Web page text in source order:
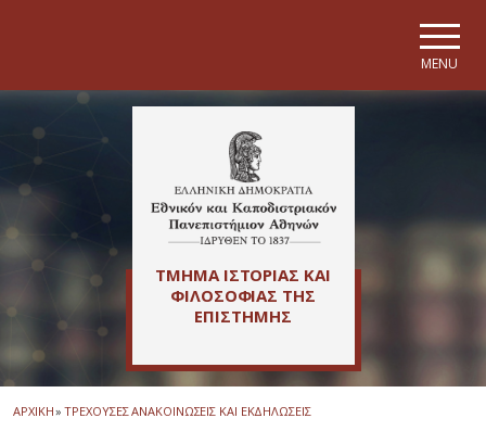
MENU
ΤΜΗΜΑ ΙΣΤΟΡΙΑΣ ΚΑΙ
ΦΙΛΟΣΟΦΙΑΣ ΤΗΣ
ΕΠΙΣΤΗΜΗΣ
ΑΡΧΙΚΗ» ΤΡΕΧΟΥΣΕΣ ΑΝΑΚΟΙΝΩΣΕΙΣ ΚΑΙ ΕΚΔΗΛΩΣΕΙΣ